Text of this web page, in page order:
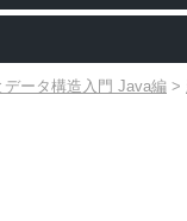
データ構造入門 Java編 >